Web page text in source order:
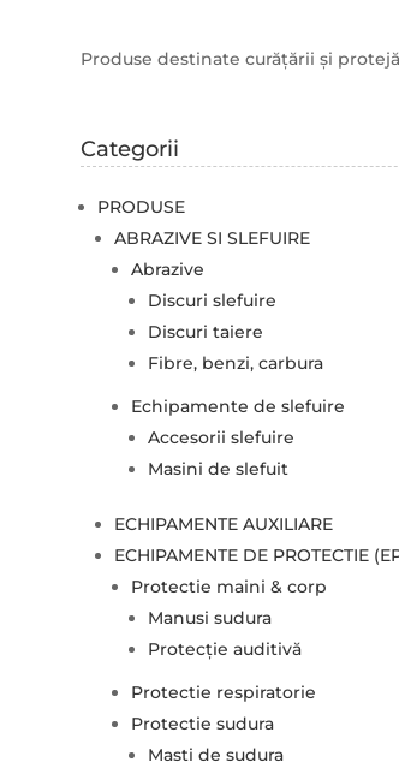
Produse destinate curățării și
Categorii
PRODUSE
ABRAZIVE SI SLEFUIRE
Abrazive
Discuri slefuire
Discuri taiere
Fibre, benzi, carbura
Echipamente de slefuire
Accesorii slefuire
Masini de slefuit
ECHIPAMENTE AUXILIARE
ECHIPAMENTE DE PROTECTIE
Protectie maini & corp
Manusi sudura
Protecție auditivă
Protectie respiratorie
Protectie sudura
Masti de sudura